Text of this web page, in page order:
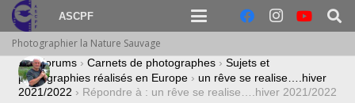
ASCPF
Photographier la Nature Sauvage
› Forums › Carnets de photographes › Sujets et
photographies réalisés en Europe › un rêve se realise….hiver
2021/2022 › Répondre à : un rêve se realise….hiver 2021/2022